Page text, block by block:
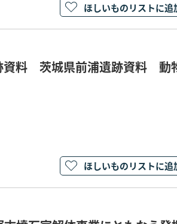
ほしいものリストに追
資料 茨城県前浦遺跡資料 動
ほしいものリストに追